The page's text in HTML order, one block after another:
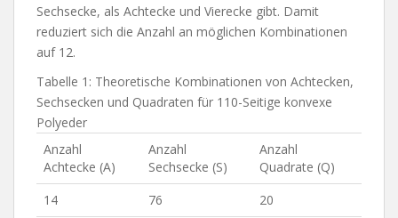
Sechsecke, als Achtecke und Vierecke gibt. Damit
reduziert sich die Anzahl an möglichen Kombinationen
auf 12.
Tabelle 1: Theoretische Kombinationen von Achtecken,
Sechsecken und Quadraten für 110-Seitige konvexe
Polyeder
Anzahl
Achtecke (A)
Anzahl
Sechsecke (S)
Anzahl
Quadrate (Q)
14
76
20